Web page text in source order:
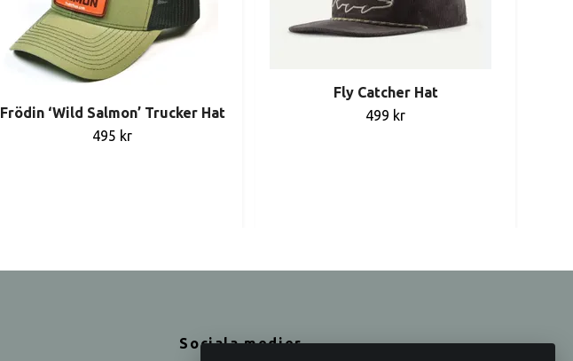
Frödin ‘Wild Salmon’ Trucker Hat
495 kr
Fly Catcher Hat
499 kr
Sociala medier